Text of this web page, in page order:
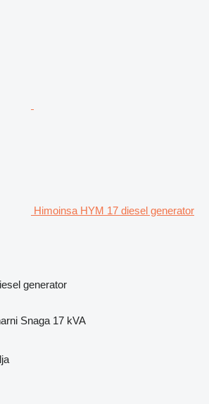
Himoinsa HYM 17 diesel generator
generator
Snaga 17 kVA